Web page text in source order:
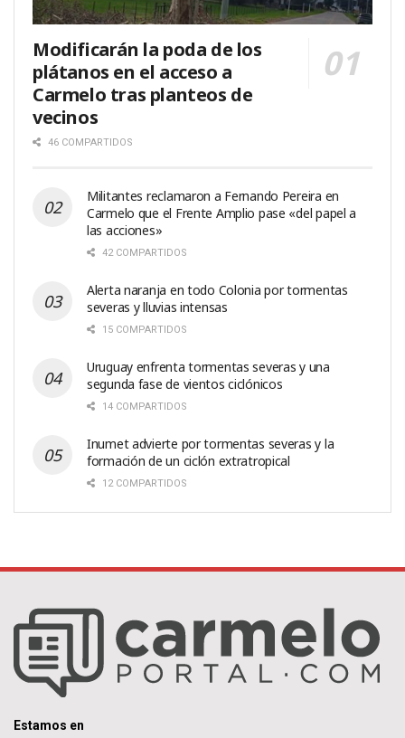
Modificarán la poda de los
plátanos en el acceso a
Carmelo tras planteos de
vecinos
46 COMPARTIDOS
Militantes reclamaron a Fernando Pereira en
Carmelo que el Frente Amplio pase «del papel a
las acciones»
42 COMPARTIDOS
Alerta naranja en todo Colonia por tormentas
severas y lluvias intensas
15 COMPARTIDOS
Uruguay enfrenta tormentas severas y una
segunda fase de vientos ciclónicos
14 COMPARTIDOS
Inumet advierte por tormentas severas y la
formación de un ciclón extratropical
12 COMPARTIDOS
Estamos en